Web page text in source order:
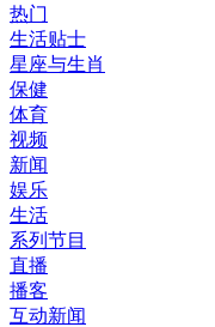
热门
生活贴士
星座与生肖
保健
体育
视频
新闻
娱乐
生活
系列节目
直播
播客
互动新闻